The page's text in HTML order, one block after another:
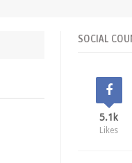
SOCIAL
5.1k
Likes